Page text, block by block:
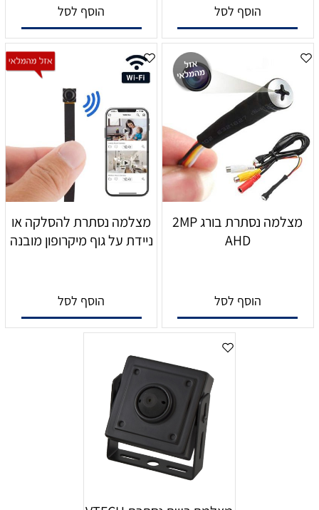
הוסף לסל הוסף לסל
מצלמה נסתרת בורג 2MP
AHD
הוסף לסל
מצלמה נסתרת להסלקה או
ניידת על גוף מיקרופון מובנה
הוסף לסל